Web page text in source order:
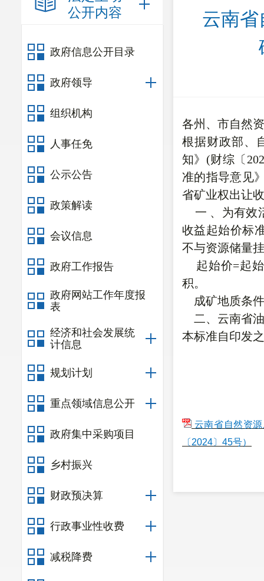
公开内容
政府信息公开目录
政府领导
组织机构
人事任免
公示公告
政策解读
会议信息
政府工作报告
政府网站工作年度报
表
经济和社会发展统
计信息
规划计划
重点领域信息公开
政府集中采购项目
乡村振兴
财政预决算
行政事业性收费
减税降费
云南
各州、市自然
根据财政部、
知》(财综〔
准的指导意见
省矿业权出让
一 、为有效
收益起始价标
不与资源储量
起始价=起始
积。
成矿地质条
二、云南省
本标准自印发
云南省自然资
〔2024〕45号）